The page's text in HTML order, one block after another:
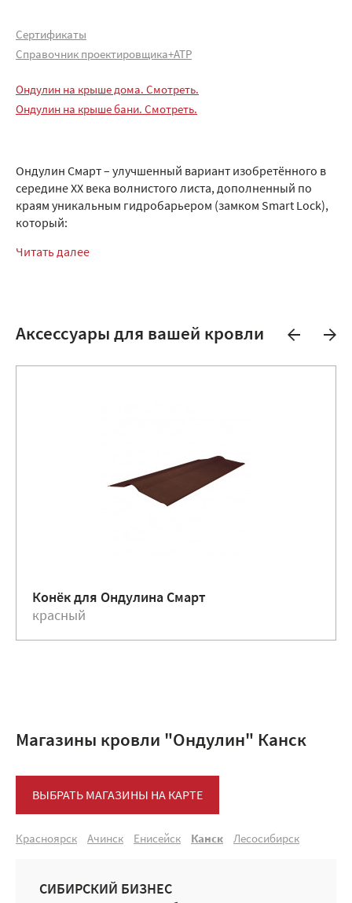
Сертификаты
Справочник проектировщика+АТР
Ондулин на крыше дома. Смотреть.
Ондулин на крыше бани. Смотреть.
Ондулин Смарт – улучшенный вариант изобретённого в
середине XX века волнистого листа, дополненный по
краям уникальным гидробарьером (замком Smart Lock),
который:
Читать далее
Аксессуары для вашей кровли
Конёк для Ондулина Смарт
красный
Магазины кровли "Ондулин" Канск
ВЫБРАТЬ МАГАЗИНЫ НА КАРТЕ
Красноярск Ачинск Енисейск Канск Лесосибирск
СИБИРСКИЙ БИЗНЕС